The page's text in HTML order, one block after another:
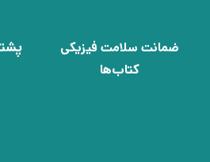
ضمانت سلامت فیزیکی
کتاب‌ها